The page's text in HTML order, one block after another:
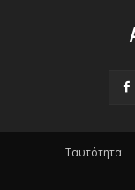
Ταυτότητα